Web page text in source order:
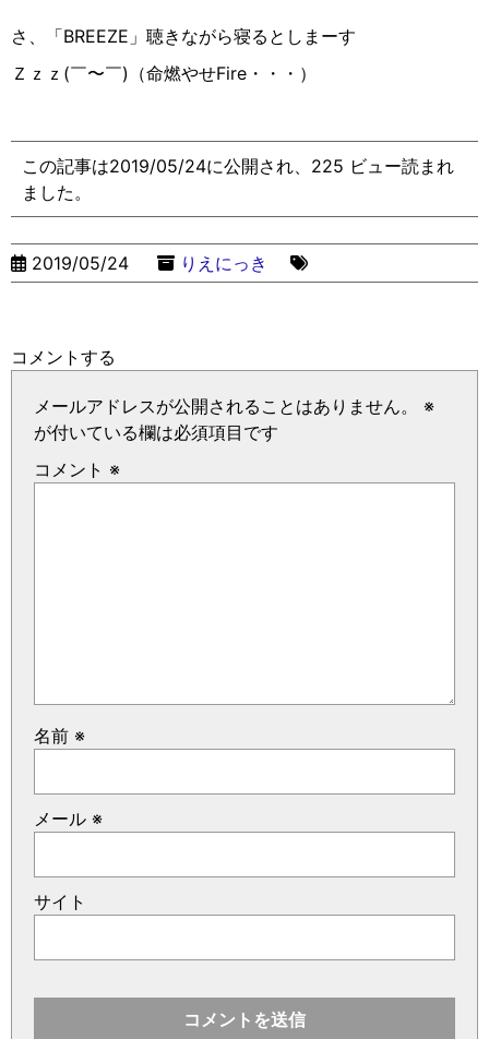
さ、「BREEZE 」聴きながら寝るとしまーす
Ｚｚｚ (￣〜￣) （命燃やせFire ・・・）
この記事は2019/05/24に公開され、225 ビュー読まれ
ました。
2019/05/24 りえにっき
コメントする
メールアドレスが公開されることはありません。
※
が付いている欄は必須項目です
コメント ※
名前 ※
メール ※
サイト